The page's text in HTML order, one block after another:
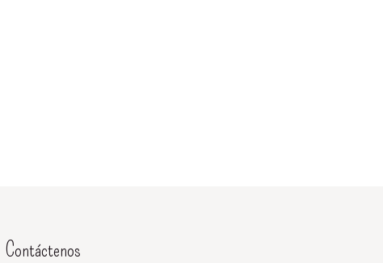
Contáctenos